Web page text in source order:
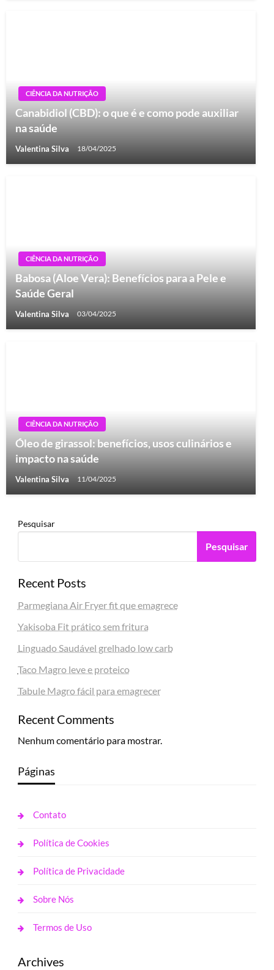
CIÊNCIA DA NUTRIÇÃO
Canabidiol (CBD): o que é e como pode auxiliar
na saúde
Valentina Silva 18/04/2025
CIÊNCIA DA NUTRIÇÃO
Babosa (Aloe Vera): Benefícios para a Pele e
Saúde Geral
Valentina Silva 03/04/2025
CIÊNCIA DA NUTRIÇÃO
Óleo de girassol: benefícios, usos culinários e
impacto na saúde
Valentina Silva 11/04/2025
Pesquisar
Pesquisar
Recent Posts
Parmegiana Air Fryer fit que emagrece
Yakisoba Fit prático sem fritura
Linguado Saudável grelhado low carb
Taco Magro leve e proteico
Tabule Magro fácil para emagrecer
Recent Comments
Nenhum comentário para mostrar.
Páginas
Contato
Política de Cookies
Política de Privacidade
Sobre Nós
Termos de Uso
Archives